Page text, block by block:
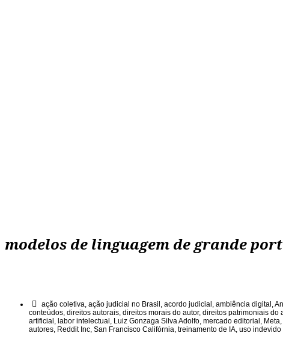
modelos de linguagem de grande
ação coletiva, ação judicial no Brasil , acordo judicial , ambiência digital ,
conteúdos, direitos autorais, direitos morais do autor, direitos patrimoniais do
artificial , labor intelectual , Luiz Gonzaga Silva Adolfo, mercado editorial , Meta,
autores, Reddit Inc, San Francisco Califórnia, treinamento de IA, uso indevido